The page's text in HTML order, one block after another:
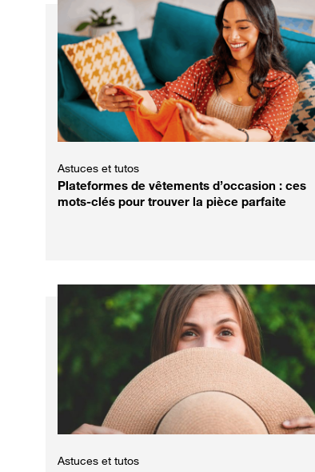
Astuces et tutos
Plateformes de vêtements d’occasion : ces
mots-clés pour trouver la pièce parfaite
Astuces et tutos